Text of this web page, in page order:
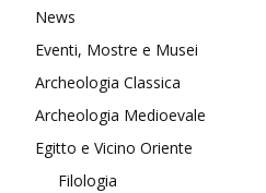
News
Eventi, Mostre e Musei
Archeologia Classica
Archeologia Medioevale
Egitto e Vicino Oriente
Filologia